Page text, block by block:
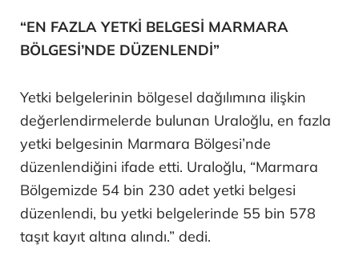
“EN FAZLA YETKİ BELGESİ MARMARA
BÖLGESİ’NDE DÜZENLENDİ”
Yetki belgelerinin bölgesel dağılımına ilişkin
değerlendirmelerde bulunan Uraloğlu, en fazla
yetki belgesinin Marmara Bölgesi’nde
düzenlendiğini ifade etti. Uraloğlu, “Marmara
Bölgemizde 54 bin 230 adet yetki belgesi
düzenlendi, bu yetki belgelerinde 55 bin 578
taşıt kayıt altına alındı.” dedi.